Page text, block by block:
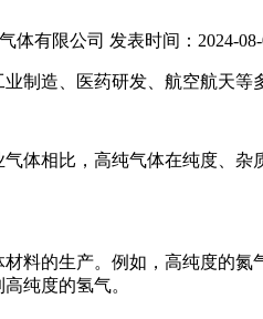
体有限公司 发表时间：2024-
业制造、医药研发、航空航天等
相比，高纯气体在纯度、杂
的生产。例如，高纯度的氮
纯度的氢气。